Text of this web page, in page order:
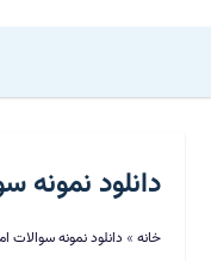
دانلود نمونه
خانه » دانلود نمونه سوالات